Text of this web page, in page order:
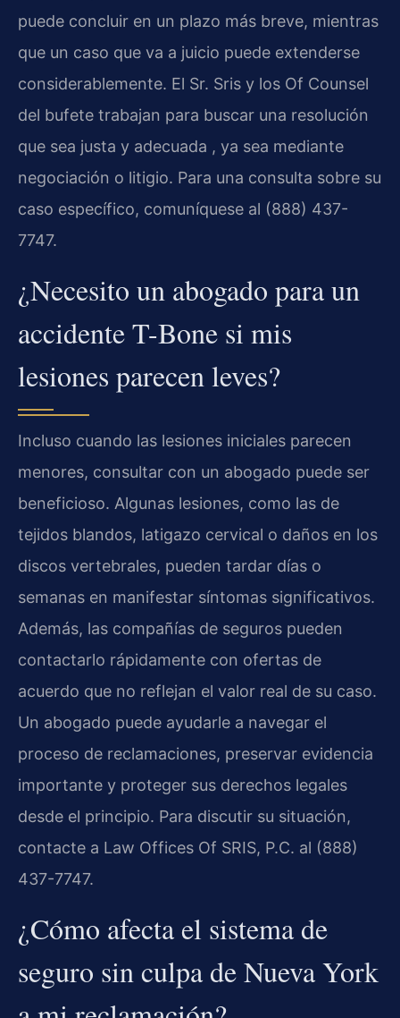
puede concluir en un plazo más breve, mientras
que un caso que va a juicio puede extenderse
considerablemente. El Sr. Sris y los Of Counsel
del bufete trabajan para buscar una resolución
que sea justa y adecuada , ya sea mediante
negociación o litigio. Para una consulta sobre su
caso específico, comuníquese al (888) 437-
7747.
¿Necesito un abogado para un
accidente T-Bone si mis
lesiones parecen leves?
Incluso cuando las lesiones iniciales parecen
menores, consultar con un abogado puede ser
beneficioso. Algunas lesiones, como las de
tejidos blandos, latigazo cervical o daños en los
discos vertebrales, pueden tardar días o
semanas en manifestar síntomas significativos.
Además, las compañías de seguros pueden
contactarlo rápidamente con ofertas de
acuerdo que no reflejan el valor real de su caso.
Un abogado puede ayudarle a navegar el
proceso de reclamaciones, preservar evidencia
importante y proteger sus derechos legales
desde el principio. Para discutir su situación,
contacte a Law Offices Of SRIS, P.C. al (888)
437-7747.
¿Cómo afecta el sistema de
seguro sin culpa de Nueva York